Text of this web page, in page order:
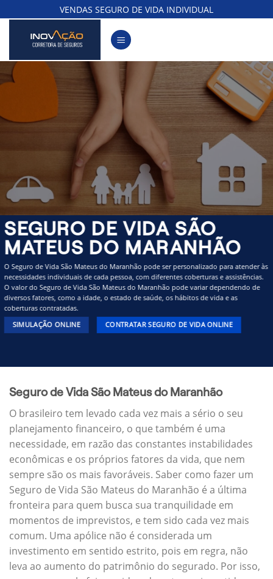
to
content
VENDAS SEGURO DE VIDA INDIVIDUAL
SEGURO DE VIDA SÃO
MATEUS DO MARANHÃO
O Seguro de Vida São Mateus do Maranhão pode ser personalizado para atender às
necessidades individuais de cada pessoa, com diferentes coberturas e assistências.
O valor do Seguro de Vida São Mateus do Maranhão pode variar dependendo de
diversos fatores, como a idade, o estado de saúde, os hábitos de vida e as
coberturas contratadas.
SIMULAÇÃO ONLINE CONTRATAR SEGURO DE VIDA ONLINE
Seguro de Vida São Mateus do Maranhão
O brasileiro tem levado cada vez mais a sério o seu
planejamento financeiro, o que também é uma
necessidade, em razão das constantes instabilidades
econômicas e os próprios fatores da vida, que nem
sempre são os mais favoráveis. Saber como fazer um
Seguro de Vida São Mateus do Maranhão é a última
fronteira para quem busca sua tranquilidade em
momentos de imprevistos, e tem sido cada vez mais
comum. Uma apólice não é considerada um
investimento em sentido estrito, pois em regra, não
leva ao aumento do patrimônio do segurado. Por isso,